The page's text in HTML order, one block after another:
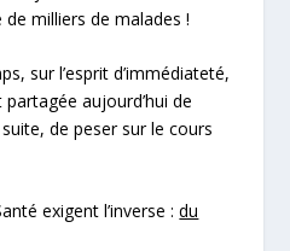
milliers de malades !
sur l’esprit d’immédiateté,
aujourd’hui de
de peser sur le cours
exigent l’inverse :du